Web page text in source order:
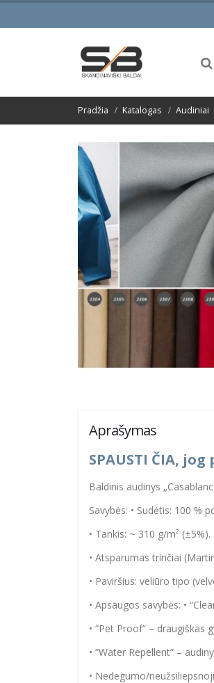
Pradžia Katalogas Audiniai
Aprašymas
SPAUSTI ČIA,
Baldinis audinys
Savybės: • Sudėtis: 100 %
• Tankis: ~ 310 g/m² (±5%).
• Atsparumas trinčiai
• Paviršius: veliūro tipo
• Apsaugos savybės: •
• “Pet Proof” – draugiškas
• “Water Repellent” –
• Nedegumo/